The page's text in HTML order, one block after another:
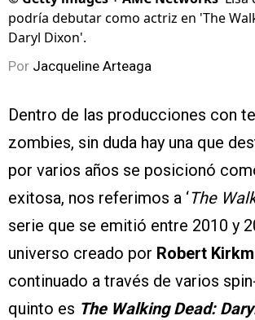
podría debutar como actriz en 'The
Daryl Dixon'.
Por Jacqueline Arteaga
Dentro de las producciones con
zombies, sin duda hay una que
por varios años se posicionó
exitosa, nos referimos a ‘The
serie que se emitió entre 2010 y
universo creado por Robert
continuado a través de varios
quinto es The Walking Dead: